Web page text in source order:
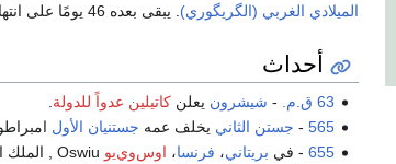
الميلادي الغربي (الگريگوري) . يبقى بعده 46 يومًا على انتهاء السنة.
أحداث
63 ق.م. - شيشرون يعلنكاتيلين عدواً للدولة
565
- جستن الثاني يخلف عمه جستنيان الأول
655 - في بريتاني، فرنسا، اوس‌وي‌يو